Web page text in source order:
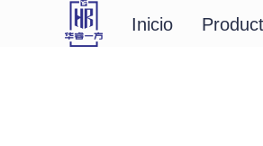
Inicio